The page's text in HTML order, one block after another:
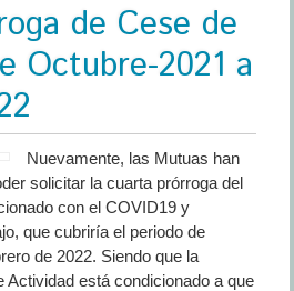
de Cese de
Octubre-2021 a
Nuevamente, las Mutuas han
solicitar la cuarta prórroga del
con el COVID19 y
que cubriría el periodo de
de 2022. Siendo que la
Actividad está condicionado a que